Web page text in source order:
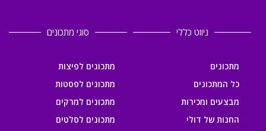
ניווט כללי
מתכונים
כל המתכונים
מבצעים ומכירות
החנות של דולי
סוגי מתכונים
מתכונים לפיצות
מתכונים לפסטות
מתכונים למרקים
מתכונים לסלטים